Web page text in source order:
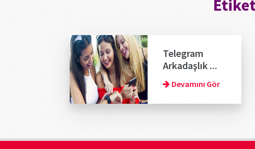
Telegram
Arkadaşlık ...
Devamını Gör